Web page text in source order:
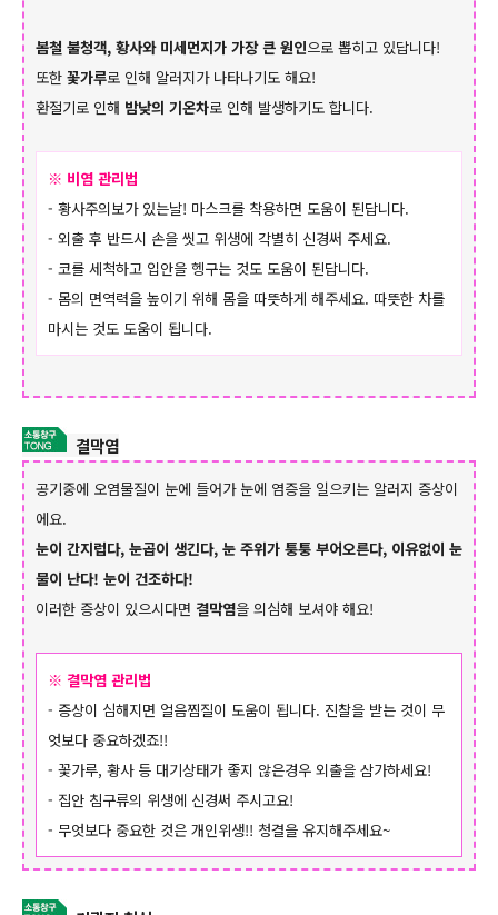
봄철 불청객, 황사와 미세먼지가 가장 큰 원인으로 뽑히고 있답니다!
또한 꽃가루로 인해 알러지가 나타나기도 해요!
환절기로 인해 밤낮의 기온차로 인해 발생하기도 합니다.
※ 비염 관리법
- 황사주의보가 있는날! 마스크를 착용하면 도움이 된답니다.
- 외출 후 반드시 손을 씻고 위생에 각별히 신경써 주세요.
- 코를 세척하고 입안을 헹구는 것도 도움이 된답니다.
- 몸의 면역력을 높이기 위해 몸을 따뜻하게 해주세요. 따뜻한 차를
마시는 것도 도움이 됩니다.
결막염
공기중에 오염물질이 눈에 들어가 눈에 염증을 일으키는 알러지 증상이
에요.
눈이 간지럽다, 눈곱이 생긴다, 눈 주위가 퉁퉁 부어오른다, 이유없이 눈
물이 난다! 눈이 건조하다!
이러한 증상이 있으시다면 결막염을 의심해 보셔야 해요!
※ 결막염 관리법
- 증상이 심해지면 얼음찜질이 도움이 됩니다. 진찰을 받는 것이 무
엇보다 중요하겠죠!!
- 꽃가루, 황사 등 대기상태가 좋지 않은경우 외출을 삼가하세요!
- 집안 침구류의 위생에 신경써 주시고요!
- 무엇보다 중요한 것은 개인위생!! 청결을 유지해주세요~